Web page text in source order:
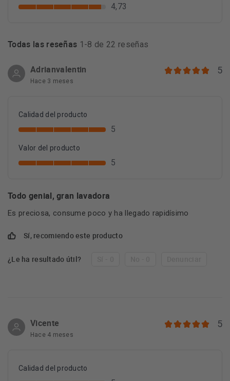
4,73
Todas las reseñas 1-8 de 22 reseñas
Adrianvalentin
Hace 3 meses
5
Calidad del producto
5
Valor del producto
5
Todo genial, gran lavadora
Es preciosa, consume poco y ha llegado rapidísimo
Sí, recomiendo este producto
¿Le ha resultado útil?
Vicente
Hace 4 meses
5
Calidad del producto